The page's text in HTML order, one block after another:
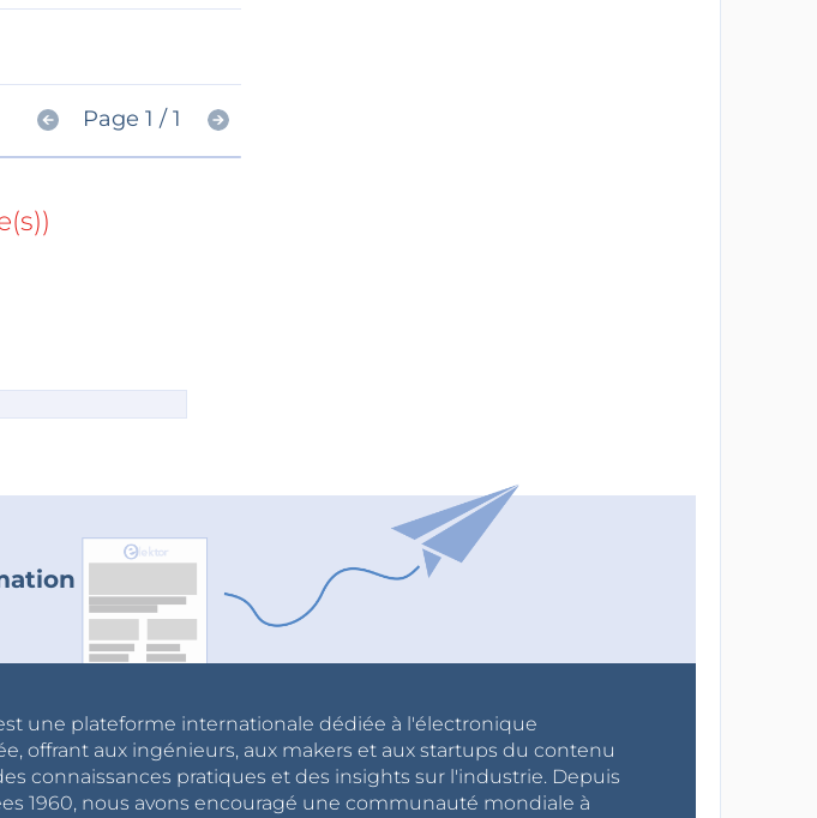
Page 1 / 1
une plateforme internationale dédiée à l'électronique
offrant aux ingénieurs, aux makers et aux startups du contenu
connaissances pratiques et des insights sur l'industrie. Depuis
1960, nous avons encouragé une communauté mondiale à